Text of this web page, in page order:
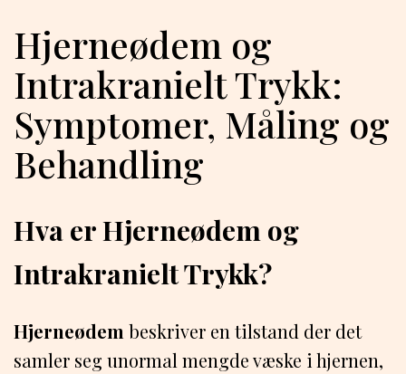
Hjerneødem og
Intrakranielt Trykk:
Symptomer, Måling og
Behandling
Hva er Hjerneødem og
Intrakranielt Trykk?
Hjerneødembeskriver en tilstand der det
samler seg unormal mengde væske i hjernen,